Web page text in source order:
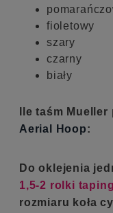
fioletowy
szary
czarny
biały
Ile taśm
Aerial Hoop:
Do oklejenia
1,5-2 rolki
rozmiaru koła